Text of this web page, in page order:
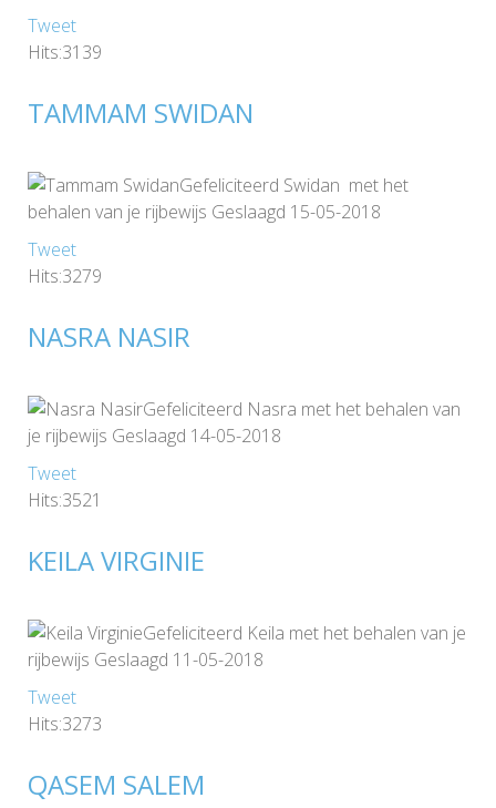
Tweet
Hits:3139
TAMMAM SWIDAN
Gefeliciteerd Swidan met het
behalen van je rijbewijs Geslaagd 15-05-2018
Tweet
Hits:3279
NASRA NASIR
Gefeliciteerd Nasra met het behalen van
je rijbewijs Geslaagd 14-05-2018
Tweet
Hits:3521
KEILA VIRGINIE
Gefeliciteerd Keila met het behalen van je
rijbewijs Geslaagd 11-05-2018
Tweet
Hits:3273
QASEM SALEM